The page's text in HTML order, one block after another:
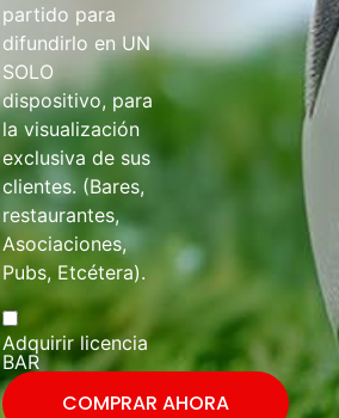
partido para
difundirlo en UN
SOLO
dispositivo, para
la visualización
exclusiva de sus
clientes. (Bares,
restaurantes,
Asociaciones,
Pubs, Etcétera).
Adquirir licencia
BAR
COMPRAR AHORA